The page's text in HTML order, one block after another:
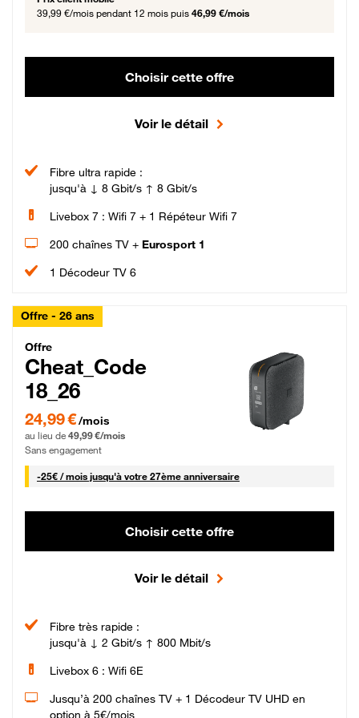
39,99 €/mois pendant 12 mois puis 46,99 €/mois
Choisir cette offre
Voir le détail
Fibre ultra rapide :
jusqu'à ↓ 8 Gbit/s ↑ 8 Gbit/s
Livebox 7 : Wifi 7 + 1 Répéteur Wifi 7
200 chaînes TV + Eurosport 1
1 Décodeur TV 6
Offre - 26 ans
Cheat_Code Fibre_18_26
Offre
Cheat_Code
18_26
24,99 € par mois pendant 0 mois puis 49,99 € par mois, Sans engagement
24,99 €/mois
au lieu de 49,99 €/mois
Sans engagement
-25€ / mois25 € par mois
jusqu'à votre 27ème anniversaire
Choisir cette offre
Voir le détail
Fibre très rapide :
jusqu'à ↓ 2 Gbit/s ↑ 800 Mbit/s
Livebox 6 : Wifi 6E
Jusqu’à 200 chaînes TV + 1 Décodeur TV UHD en
option à 5€/mois